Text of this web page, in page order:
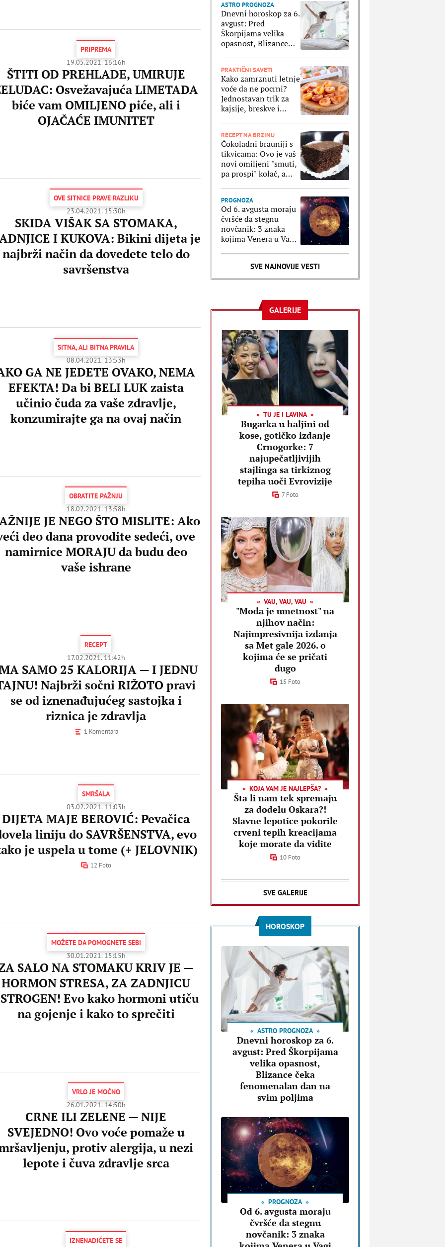
PRIPREMA
19.05.2021. 16:16h
ŠTITI OD PREHLADE, UMIRUJE
Osvežavajuća LIMETADA
biće vam OMILJENO piće, ali i
OJAČAĆE IMUNITET
OVE SITNICE PRAVE RAZLIKU
23.04.2021. 15:30h
SKIDA VIŠAK SA STOMAKA,
I KUKOVA: Bikini dijeta je
najbrži način da dovedete telo do
savršenstva
SITNA, ALI BITNA PRAVILA
08.04.2021. 13:53h
GA NE JEDETE OVAKO, NEMA
EFEKTA! Da bi BELI LUK zaista
učinio čuda za vaše zdravlje,
konzumirajte ga na ovaj način
OBRATITE PAŽNJU
18.02.2021. 13:58h
JE NEGO ŠTO MISLITE: Ako
deo dana provodite sedeći, ove
namirnice MORAJU da budu deo
vaše ishrane
RECEPT
17.02.2021. 11:42h
SAMO 25 KALORIJA — I JEDNU
Najbrži sočni RIŽOTO pravi
se od iznenađujućeg sastojka i
riznica je zdravlja
1 Komentara
SMRŠALA
03.02.2021. 11:03h
DIJETA MAJE BEROVIĆ: Pevačica
liniju do SAVRŠENSTVA, evo
je uspela u tome (+ JELOVNIK)
12 Foto
MOŽETE DA POMOGNETE SEBI
30.01.2021. 15:15h
SALO NA STOMAKU KRIV JE —
HORMON STRESA, ZA ZADNJICU
Evo kako hormoni utiču
na gojenje i kako to sprečiti
VRLO JE MOĆNO
26.01.2021. 14:50h
CRNE ILI ZELENE — NIJE
SVEJEDNO! Ovo voće pomaže u
protiv alergija, u nezi
lepote i čuva zdravlje srca
IZNENADIĆETE SE
ASTRO PROGNOZA
Dnevni horoskop za 6.
avgust: Pred
Škorpijama velika
opasnost, Blizance
PRAKTIČNI SAVETI
Kako zamrznuti letnje
voće da ne pocrni?
Jednostavan trik za
kajsije, breskve i
RECEPT NA BRZINU
Čokoladni brauniji s
tikvicama: Ovo je vaš
novi omiljeni "smuti,
pa prospi" kolač, a
PROGNOZA
Od 6. avgusta moraju
čvršće da stegnu
novčanik: 3 znaka
kojima Venera u Vagi
troškove i brzopletost
SVE NAJNOVIJE VESTI
GALERIJE
TU JE I LAVINA
Bugarka u haljini od
kose, gotičko izdanje
Crnogorke: 7
najupečatljivijih
stajlinga sa tirkiznog
tepiha uoči Evrovizije
7 Foto
VAU, VAU, VAU
"Moda je umetnost" na
njihov način:
Najimpresivnija izdanja
sa Met gale 2026. o
kojima će se pričati
dugo
15 Foto
KOJA VAM JE NAJLEPŠA?
Šta li nam tek spremaju
za dodelu Oskara?!
Slavne lepotice pokorile
crveni tepih kreacijama
koje morate da vidite
10 Foto
SVE GALERIJE
HOROSKOP
ASTRO PROGNOZA
Dnevni horoskop za 6.
avgust: Pred Škorpijama
velika opasnost,
Blizance čeka
fenomenalan dan na
svim poljima
PROGNOZA
Od 6. avgusta moraju
čvršće da stegnu
novčanik: 3 znaka